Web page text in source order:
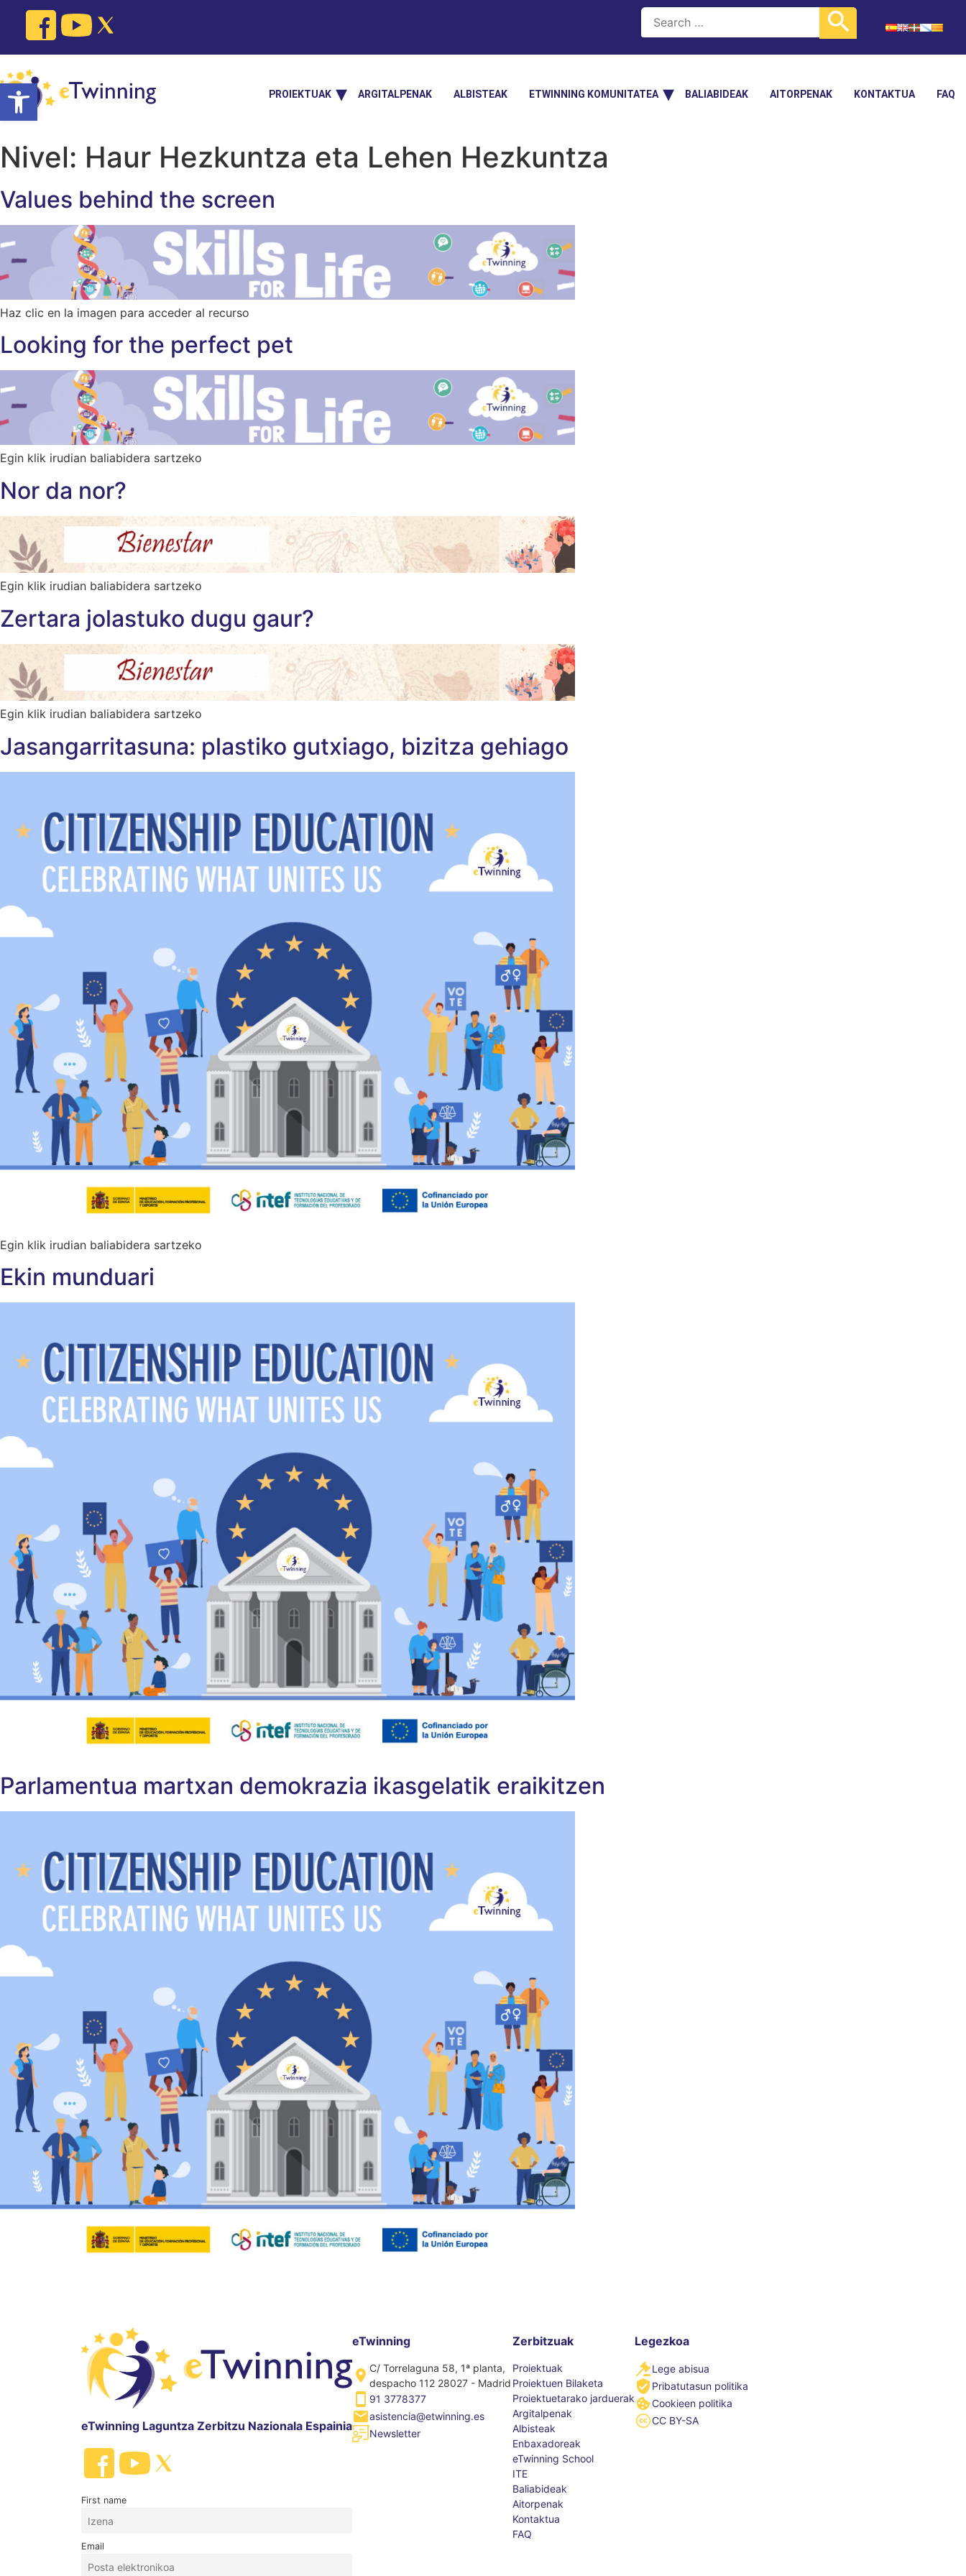
Open toolbar
content
PROIEKTUAK ARGITALPENAK ALBISTEAK ETWINNING KOMUNITATEA BALIABIDEAK AITORPENAK KONTAKTUA FAQ
Nivel: Haur Hezkuntza eta Lehen Hezkuntza
Values behind the screen
Haz clic en la imagen para acceder al recurso
Looking for the perfect pet
Egin klik irudian baliabidera sartzeko
Nor da nor?
Egin klik irudian baliabidera sartzeko
Zertara jolastuko dugu gaur?
Egin klik irudian baliabidera sartzeko
Jasangarritasuna: plastiko gutxiago, bizitza gehiago
Egin klik irudian baliabidera sartzeko
Ekin munduari
Parlamentua martxan demokrazia ikasgelatik eraikitzen
eTwinning Laguntza Zerbitzu Nazionala Espainia
First name
Email
eTwinning
C/ Torrelaguna 58, 1ª planta,
despacho 112 28027 - Madrid
91 3778377
asistencia@etwinning.es
Newsletter
Zerbitzuak
Proiektuak
Proiektuen Bilaketa
Proiektuetarako jarduerak
Argitalpenak
Albisteak
Enbaxadoreak
eTwinning School
ITE
Baliabideak
Aitorpenak
Kontaktua
FAQ
Legezkoa
Lege abisua
Pribatutasun politika
Cookieen politika
CC BY-SA